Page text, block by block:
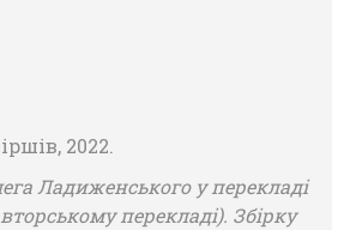
2022.
Ладиженського у перекладі
перекладі). Збірку